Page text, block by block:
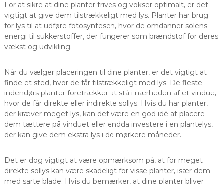
For at sikre at dine planter trives og vokser optimalt, er det
vigtigt at give dem tilstrækkeligt med lys. Planter har brug
for lys til at udføre fotosyntesen, hvor de omdanner solens
energi til sukkerstoffer, der fungerer som brændstof for deres
vækst og udvikling.
Når du vælger placeringen til dine planter, er det vigtigt at
finde et sted, hvor de får tilstrækkeligt med lys. De fleste
indendørs planter foretrækker at stå i nærheden af et vindue,
hvor de får direkte eller indirekte sollys. Hvis du har planter,
der kræver meget lys, kan det være en god idé at placere
dem tættere på vinduet eller endda investere i en plantelys,
der kan give dem ekstra lys i de mørkere måneder.
Det er dog vigtigt at være opmærksom på, at for meget
direkte sollys kan være skadeligt for visse planter, især dem
med sarte blade. Hvis du bemærker, at dine planter bliver